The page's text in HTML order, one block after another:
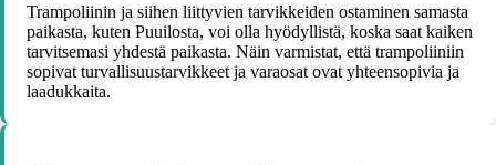
Trampoliinin ja siihen liittyvien tarvikkeiden ostaminen samasta
paikasta, kuten Puuilosta, voi olla hyödyllistä, koska saat kaiken
tarvitsemasi yhdestä paikasta. Näin varmistat, että trampoliiniin
sopivat turvallisuustarvikkeet ja varaosat ovat yhteensopivia ja
laadukkaita.